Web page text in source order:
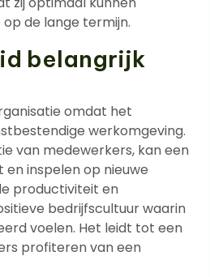
de lange termijn.
belangrijk
omdat het
werkomgeving.
van medewerkers, kan een
inspelen op nieuwe
productiviteit en
bedrijfscultuur waarin
voelen. Het leidt tot een
profiteren van een